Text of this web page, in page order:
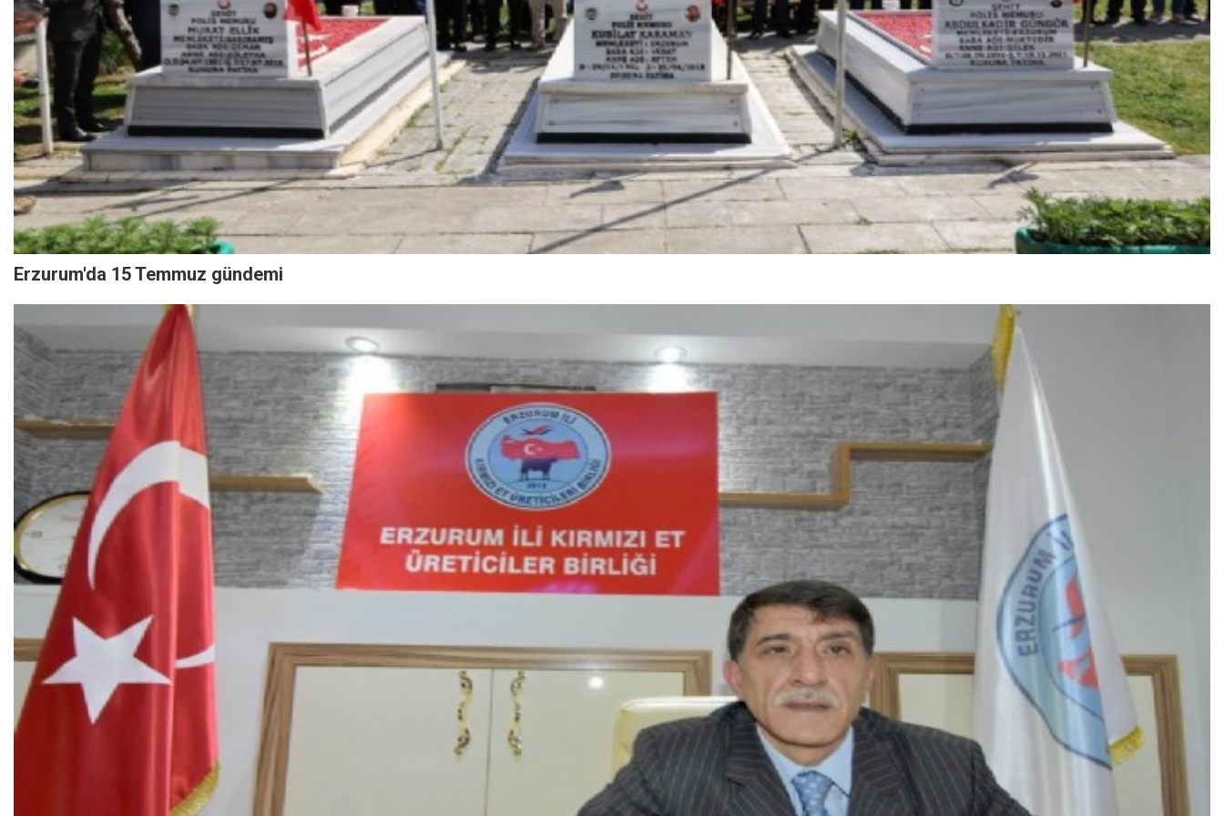
Erzurum'da 15 Temmuz gündemi